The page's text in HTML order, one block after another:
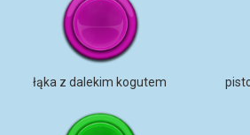
łąka z dalekim kogutem